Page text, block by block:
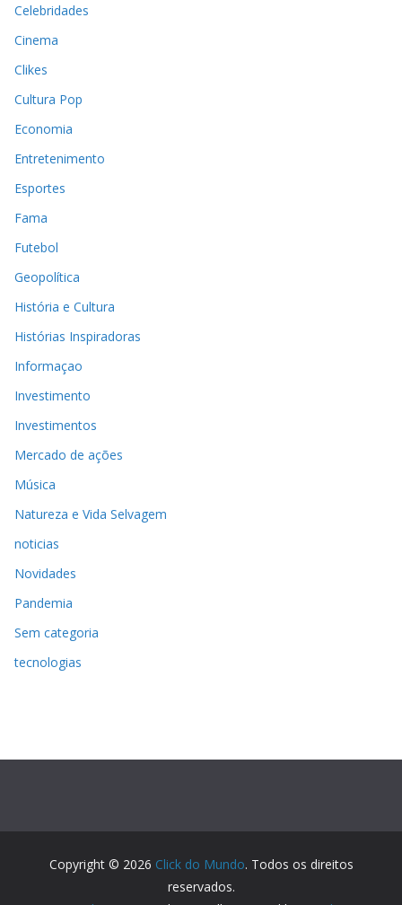
Celebridades
Cinema
Clikes
Cultura Pop
Economia
Entretenimento
Esportes
Fama
Futebol
Geopolítica
História e Cultura
Histórias Inspiradoras
Informaçao
Investimento
Investimentos
Mercado de ações
Música
Natureza e Vida Selvagem
noticias
Novidades
Pandemia
Sem categoria
tecnologias
Copyright © 2026 Click do Mundo. Todos os direitos
reservados.